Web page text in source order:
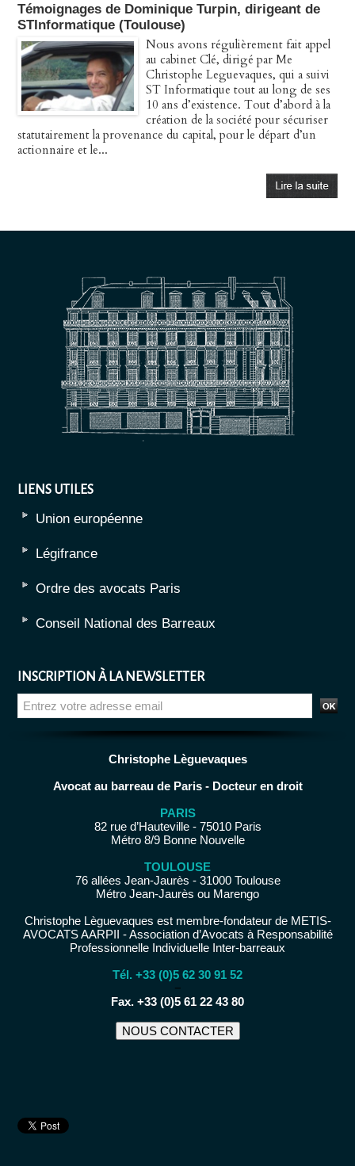
Témoignages de Dominique Turpin, dirigeant de
STInformatique (Toulouse)
Nous avons régulièrement fait appel
au cabinet Clé, dirigé par Me
Christophe Leguevaques, qui a suivi
ST Informatique tout au long de ses
10 ans d’existence. Tout d’abord à la
création de la société pour sécuriser
statutairement la provenance du capital, pour le départ d’un
actionnaire et le...
LIENS UTILES
Union européenne
Légifrance
Ordre des avocats Paris
Conseil National des Barreaux
INSCRIPTION À LA NEWSLETTER
Christophe Lèguevaques
Avocat au barreau de Paris - Docteur en droit
PARIS
82 rue d’Hauteville - 75010 Paris
Métro 8/9 Bonne Nouvelle
TOULOUSE
76 allées Jean-Jaurès - 31000 Toulouse
Métro Jean-Jaurès ou Marengo
Christophe Lèguevaques est membre-fondateur de METIS-
AVOCATS AARPII - Association d’Avocats à Responsabilité
Professionnelle Individuelle Inter-barreaux
Tél. +33 (0)5 62 30 91 52
−
Fax. +33 (0)5 61 22 43 80
NOUS CONTACTER